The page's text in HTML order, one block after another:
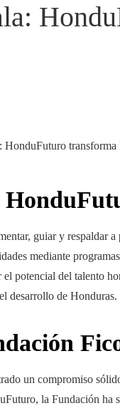
guiar y respaldar
mediante
potencial del talento
desarrollo de Honduras.
un compromiso
la Fundación